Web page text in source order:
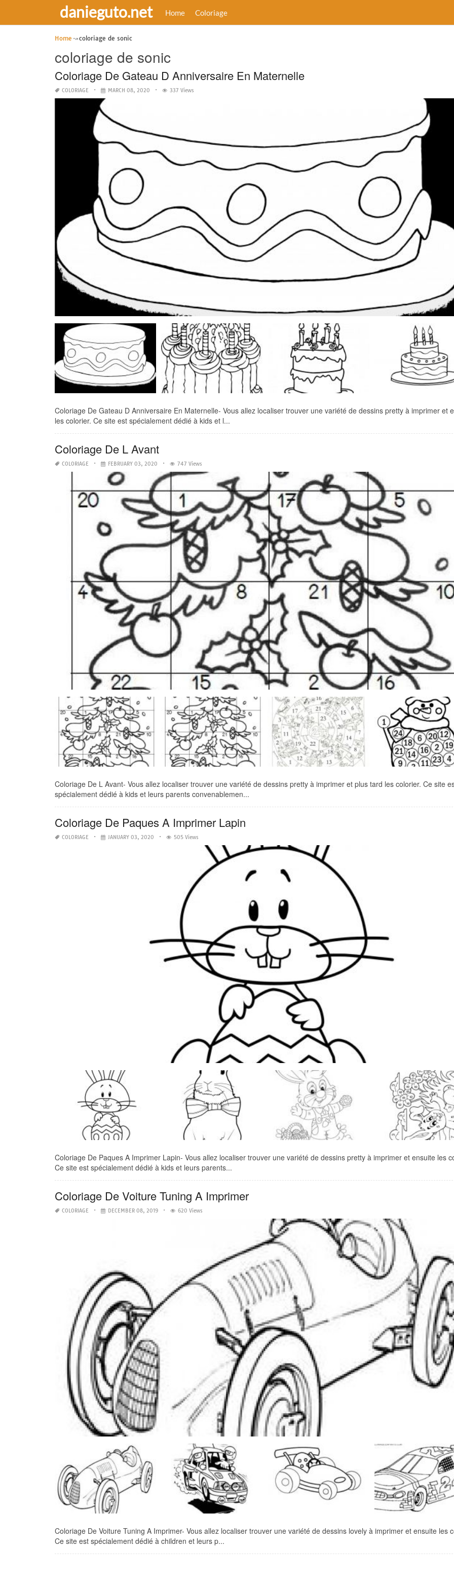
danieguto.net Home Coloriage
Home coloriage de sonic
coloriage de sonic
Coloriage De Gateau D Anniversaire En Maternelle
COLORIAGE MARCH 08, 2020 337 Views
Coloriage De Gateau D Anniversaire En Maternelle- Vous allez localiser trouver une variété de dessins pretty à imprimer et
les colorier. Ce site est spécialement dédié à kids et l...
Coloriage De L Avant
COLORIAGE FEBRUARY 03, 2020 747 Views
Coloriage De L Avant- Vous allez localiser trouver une variété de dessins pretty à imprimer et plus tard les colorier. Ce site
spécialement dédié à kids et leurs parents convenablemen...
Coloriage De Paques A Imprimer Lapin
COLORIAGE JANUARY 03, 2020 505 Views
Coloriage De Paques A Imprimer Lapin- Vous allez localiser trouver une variété de dessins pretty à imprimer et ensuite les
Ce site est spécialement dédié à kids et leurs parents...
Coloriage De Voiture Tuning A Imprimer
COLORIAGE DECEMBER 08, 2019 620 Views
Coloriage De Voiture Tuning A Imprimer- Vous allez localiser trouver une variété de dessins lovely à imprimer et ensuite les
Ce site est spécialement dédié à children et leurs p...